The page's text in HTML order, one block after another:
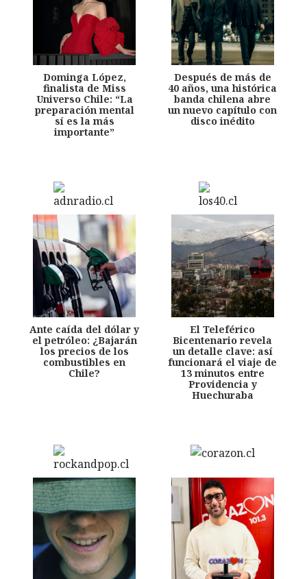
Dominga López,
finalista de Miss
Universo Chile: “La
preparación mental
sí es la más
importante”
Después de más de
40 años, una histórica
banda chilena abre
un nuevo capítulo con
disco inédito
Ante caída del dólar y
el petróleo: ¿Bajarán
los precios de los
combustibles en
Chile?
El Teleférico
Bicentenario revela
un detalle clave: así
funcionará el viaje de
13 minutos entre
Providencia y
Huechuraba